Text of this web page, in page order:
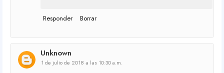
Responder Borrar
Unknown
1 de julio de 2018 a las 10:30 a.m.